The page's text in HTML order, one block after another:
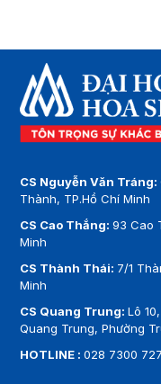
CS Nguyễn Văn Tráng:
Thành, TP.Hồ Chí Minh
CS Cao Thắng:93 Cao
Minh
CS Thành Thái: 7/1
Minh
CS Quang Trung:Lô
Quang Trung, Phường
HOTLINE :028 7300